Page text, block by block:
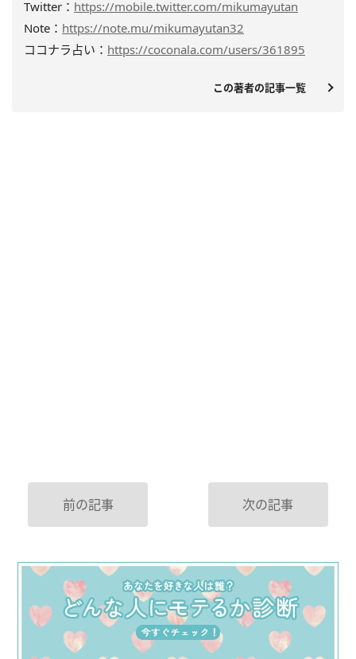
Twitter： https://mobile.twitter.com/mikumayutan
Note： https://note.mu/mikumayutan32
ココナラ占い： https://coconala.com/users/361895
この著者の記事一覧
前の記事 次の記事